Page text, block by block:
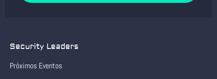
Security Leaders
Próximos Eventos